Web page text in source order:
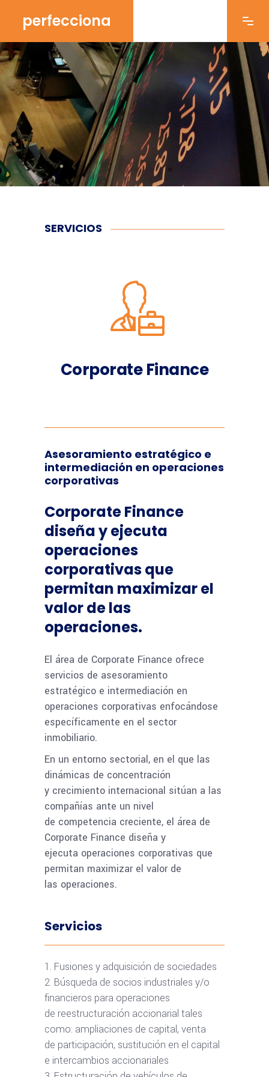
perfecciona
SERVICIOS
Corporate Finance
Asesoramiento estratégico e
intermediación en operaciones
corporativas
Corporate Finance
diseña y ejecuta
operaciones
corporativas que
permitan maximizar el
valor de las
operaciones.
El área de Corporate Finance ofrece
servicios de asesoramiento
estratégico e intermediación en
operaciones corporativas enfocándose
específicamente en el sector
inmobiliario.
En un entorno sectorial, en el que las
dinámicas de concentración
y crecimiento internacional sitúan a las
compañías ante un nivel
de competencia creciente, el área de
Corporate Finance diseña y
ejecuta operaciones corporativas que
permitan maximizar el valor de
las operaciones.
Servicios
Fusiones y adquisición de sociedades
Búsqueda de socios industriales y/o
financieros para operaciones
de reestructuración accionarial tales
como: ampliaciones de capital, venta
de participación, sustitución en el capital
e intercambios accionariales